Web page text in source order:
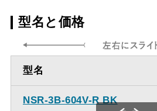
方給排気
ダクト方向上
方給排気
最大寸
備考
点検口
型名と価格
型名
NSR-3B-604V-R BK